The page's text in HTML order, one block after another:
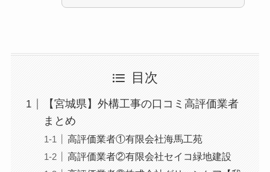
目次
【宮城県】外構工事の口コミ高評価業者
まとめ
高評価業者①有限会社海馬工苑
高評価業者②有限会社セイコ緑地建設